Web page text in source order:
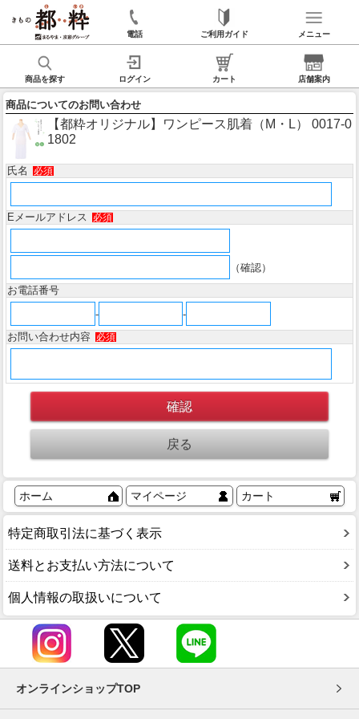
電話 ご利用ガイド メニュー
商品を探す ログイン カート 店舗案内
商品についてのお問い合わせ
【都粋オリジナル】ワンピース肌着（M・L） 0017-0
1802
氏名 必須
Eメールアドレス 必須
（確認）
お電話番号
-
-
お問い合わせ内容
必須
ホーム マイページ カート
特定商取引法に基づく表示
送料とお支払い方法について
個人情報の取扱いについて
オンラインショップTOP